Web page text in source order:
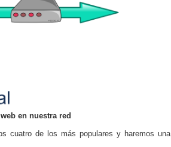
en nuestra red
cuatro de los más populares y haremos una